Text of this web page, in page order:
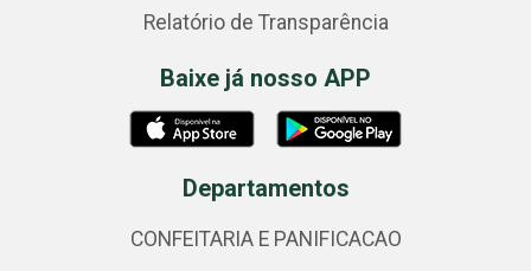
Relatório de Transparência
Baixe já nosso APP
Departamentos
CONFEITARIA E PANIFICACAO